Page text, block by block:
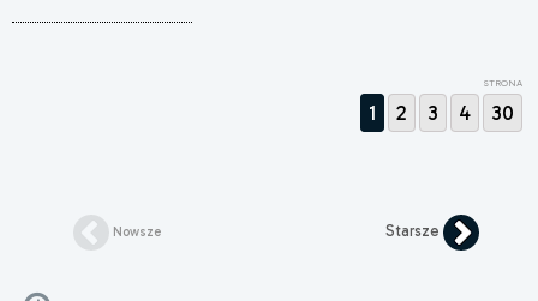
STRONA
1 2 3 4 30
Nowsze Starsze